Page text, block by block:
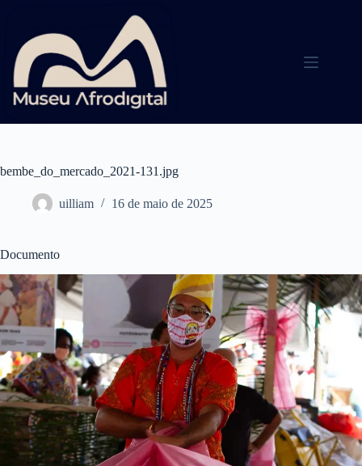
conteúdo
bembe_do_mercado_2021-131.jpg
uilliam 16 de maio de 2025
Documento